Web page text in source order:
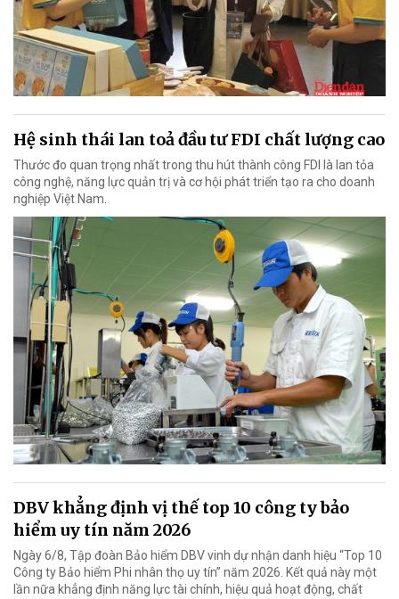
Hệ sinh thái lan toả đầu tư FDI chất lượng cao
Thước đo quan trọng nhất trong thu hút thành công FDI là lan tỏa
công nghệ, năng lực quản trị và cơ hội phát triển tạo ra cho doanh
nghiệp Việt Nam.
DBV khẳng định vị thế top 10 công ty bảo
hiểm uy tín năm 2026
Ngày 6/8, Tập đoàn Bảo hiểm DBV vinh dự nhận danh hiệu “Top 10
Công ty Bảo hiểm Phi nhân thọ uy tín” năm 2026. Kết quả này một
lần nữa khẳng định năng lực tài chính, hiệu quả hoạt động, chất